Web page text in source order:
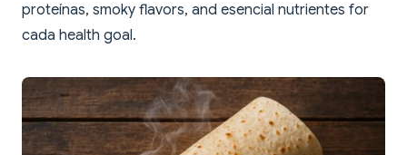
proteínas, smoky flavors, and esencial nutrientes for
cada health goal.